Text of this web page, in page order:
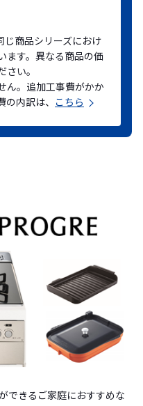
じ商品シリーズにおけ
ます。異なる商品の価
い。
ん。追加工事費がかか
内訳は、 こちら
できるご家庭におすすめな